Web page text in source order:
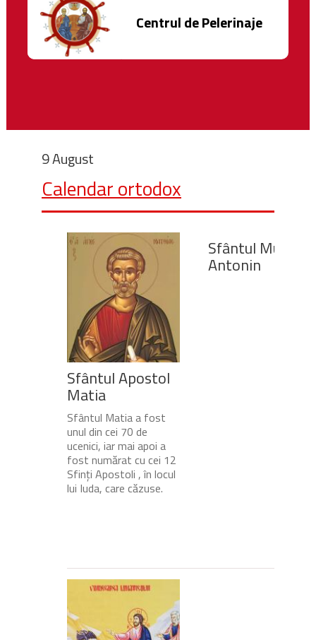
Centrul de Pelerinaje
9 August
Calendar ortodox
Sfântul Apostol
Matia
Sfântul Matia a fost
unul din cei 70 de
ucenici, iar mai apoi a
fost numărat cu cei 12
Sfinți Apostoli , în locul
lui Iuda, care căzuse.
Sfântul Mucenic
Antonin